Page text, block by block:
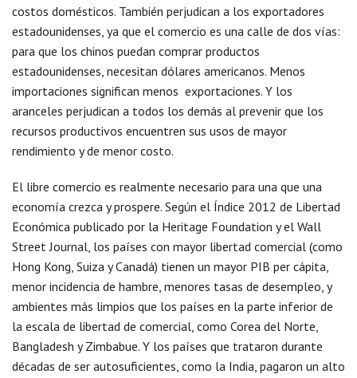
costos domésticos. También perjudican a los exportadores
estadounidenses, ya que el comercio es una calle de dos vías:
para que los chinos puedan comprar productos
estadounidenses, necesitan dólares americanos. Menos
importaciones significan menos exportaciones. Y los
aranceles perjudican a todos los demás al prevenir que los
recursos productivos encuentren sus usos de mayor
rendimiento y de menor costo.
El libre comercio es realmente necesario para una que una
economía crezca y prospere. Según el Índice 2012 de Libertad
Económica publicado por la Heritage Foundation y el Wall
Street Journal, los países con mayor libertad comercial (como
Hong Kong, Suiza y Canadá) tienen un mayor PIB per cápita,
menor incidencia de hambre, menores tasas de desempleo, y
ambientes más limpios que los países en la parte inferior de
la escala de libertad de comercial, como Corea del Norte,
Bangladesh y Zimbabue. Y los países que trataron durante
décadas de ser autosuficientes, como la India, pagaron un alto